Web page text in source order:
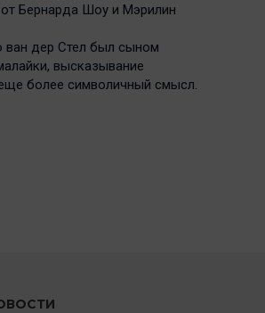
Бернарда Шоу и Мэрилин
ван дер Стел был сыном
высказывание
более символичный смысл.